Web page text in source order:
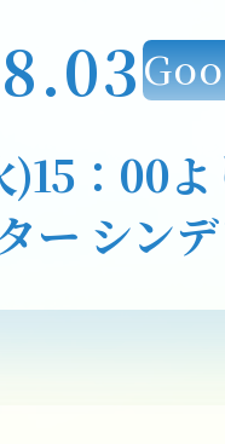
：00
ー シン
下ろし